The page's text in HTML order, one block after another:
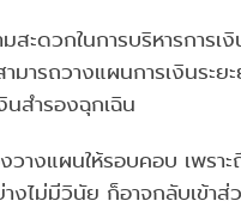
สะดวกในการบริหารการ
ารถวางแผนการเงินระย
นสำรองฉุกเฉิน
วางแผนให้รอบคอบ เพรา
งไม่มีวินัย ก็อาจกลับเข้าสู่